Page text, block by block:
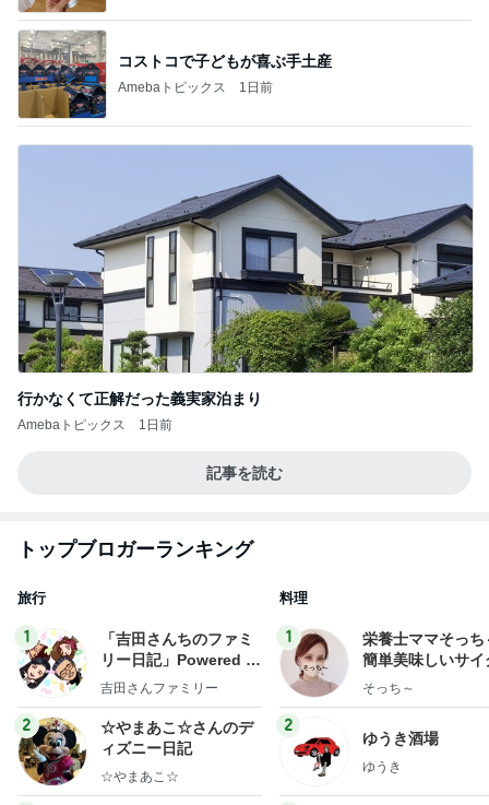
コストコで子どもが喜ぶ手土産
Amebaトピックス 1日前
行かなくて正解だった義実家泊まり
Amebaトピックス 1日前
記事を読む
トップブロガーランキング
旅行
1
「吉田さんちのファミ
リー日記」Powered b
y Ameba 吉田さんファ
ログ
吉田さんファミリー
2
☆やまあこ☆さんのデ
ィズニー日記
☆やまあこ☆
料理
1
栄養士ママそっち
簡単美味しいサイ
献立
そっち～
2
ゆうき酒場
ゆうき